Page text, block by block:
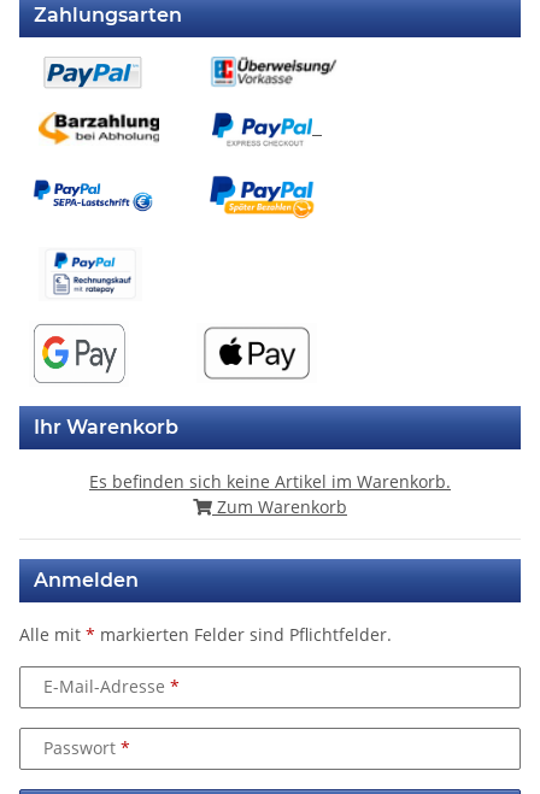
Zahlungsarten
Ihr Warenkorb
Es befinden sich keine Artikel im Warenkorb.
Zum Warenkorb
Anmelden
Alle mit * markierten Felder sind Pflichtfelder.
E-Mail-Adresse
Passwort